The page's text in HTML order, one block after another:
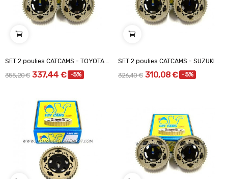
SET 2 poulies CATCAMS - TOYOTA 1600-16V
355,20 € 337,44 € -5%
SET 2 poulies CATCAMS - SUZUKI SWIFT 1,3-16V...
326,40 € 310,08 € -5%